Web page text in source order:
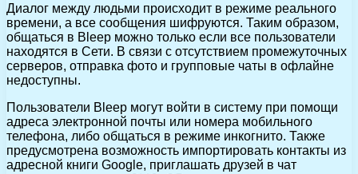
Диалог между людьми происходит в режиме реального
времени, а все сообщения шифруются. Таким образом,
общаться в Bleep можно только если все пользователи
находятся в Сети. В связи с отсутствием промежуточных
серверов, отправка фото и групповые чаты в офлайне
недоступны.
Пользователи Bleep могут войти в систему при помощи
адреса электронной почты или номера мобильного
телефона, либо общаться в режиме инкогнито. Также
предусмотрена возможность импортировать контакты из
адресной книги Google, приглашать друзей в чат